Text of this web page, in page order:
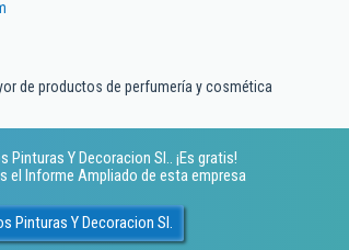
de productos de perfumería y cosmética
Y Decoracion Sl.. ¡Es gratis!
el Informe Ampliado de esta empresa
Pinturas Y Decoracion Sl.